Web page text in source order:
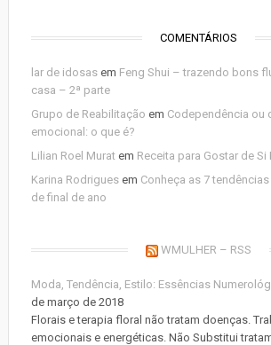
COMENTÁRIOS
lar de idosasem Feng Shui – trazendo bons
casa – 2ª parte
Grupo de Reabilitação em Codependência ou
emocional: o que é?
Lilian Roel Muratem Receita para Gostar de Si
Karina Rodriguesem Conheça as 7
de final de ano
WMULHER – RSS
Moda, Tendência, Estilo: Essências
de março de 2018
Florais e terapia floral não tratam doenças.
emocionais e energéticas. Não Substitui